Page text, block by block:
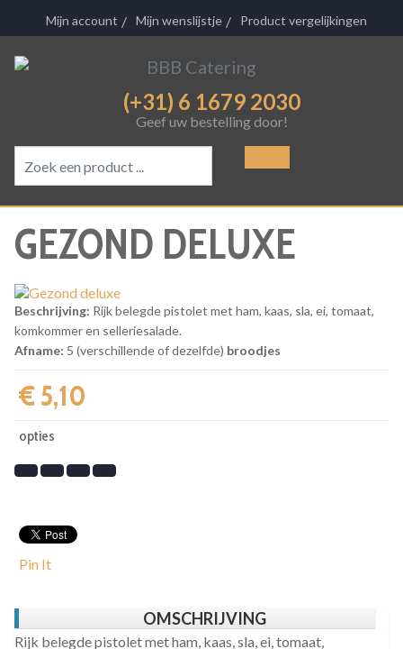
Mijn account Mijn wenslijstje Product vergelijkingen
(+31) 6 1679 2030
Geef uw bestelling door!
GEZOND DELUXE
Beschrijving: Rijk belegde pistolet met ham, kaas, sla, ei, tomaat,
komkommer en selleriesalade.
Afname: 5 (verschillende of dezelfde) broodjes
€ 5,10‎
opties
Pin It
OMSCHRIJVING
Rijk belegde pistolet met ham, kaas, sla, ei, tomaat,